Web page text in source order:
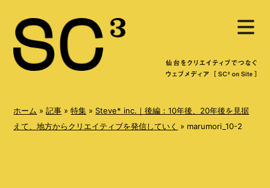
メ
ニ
を
開
く
ホーム »記事 »特集 » Steve* inc.｜後編：10年後、20年後を見据
えて、地方からクリエイティブを発信していく » marumori_10-2